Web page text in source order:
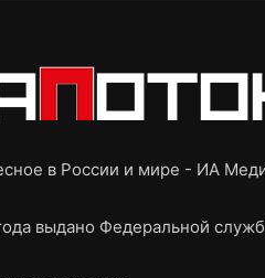
в России и мире - ИА
выдано Федеральной